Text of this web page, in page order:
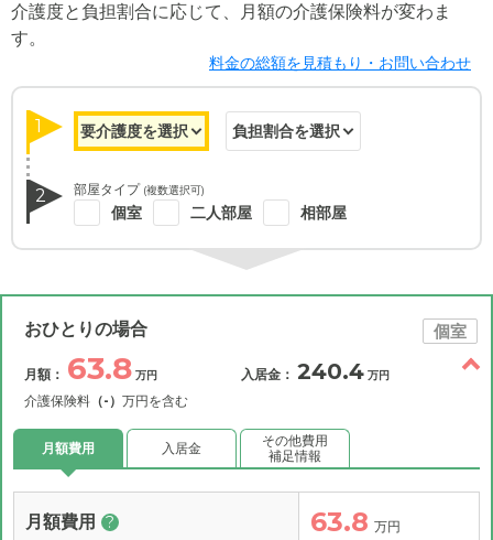
介護度と負担割合に応じて、月額の介護保険料が変わま
す。
料金の総額を見積もり・お問い合わせ
1
2 部屋タイプ (複数選択可)
個室 二人部屋 相部屋
おひとりの場合 個室
月額： 63.8 万円
介護保険料 （-） 万円を含む
入居金： 240.4 万円
月額費用 入居金
その他費用
補足情報
月額費用 ? 63.8 万円